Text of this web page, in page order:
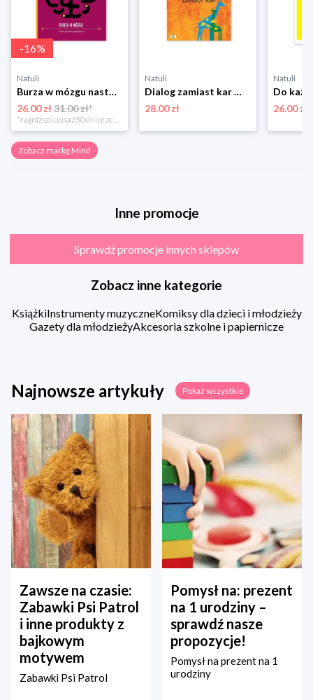
-16%
Natuli
Burza w mózgu nastolatka. Potencjał okresu dorastania Mind
26.00 zł31.00 zł*
Natuli
Dialog zamiast kar Mind
28.00 zł
Natuli
26.00 zł
Zobacz markę Mind
Inne promocje
Sprawdź promocje innych sklepów
Zobacz inne kategorie
KsiążkiInstrumenty muzyczneKomiksy dla dzieci i młodzieży
Gazety dla młodzieżyAkcesoria szkolne i papiernicze
Najnowsze artykuły Pokaż wszystkie
Zawsze na czasie:
Zabawki Psi Patrol
i inne produkty z
bajkowym
motywem
Zabawki Psi Patrol
Pomysł na: prezent
na 1 urodziny –
sprawdź nasze
propozycje!
Pomysł na prezent na 1
urodziny